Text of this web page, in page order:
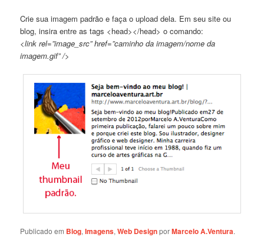
Crie sua imagem padrão e faça o upload dela. Em seu site ou
blog, insira entre as tags <head></head> o comando:
<link rel=”image_src” href=”caminho da imagem/nome da
imagem.gif” />
Publicado em Blog,Imagens,Web DesignporMarcelo A.Ventura.